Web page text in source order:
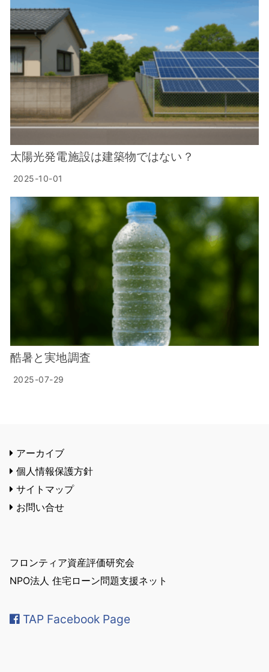
太陽光発電施設は建築物ではない？
2025-10-01
酷暑と実地調査
2025-07-29
アーカイブ
個人情報保護方針
サイトマップ
お問い合せ
フロンティア資産評価研究会
NPO法人 住宅ローン問題支援ネット
TAP Facebook Page